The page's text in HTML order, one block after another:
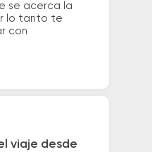
se acerca la
lo tanto te
con
viaje desde